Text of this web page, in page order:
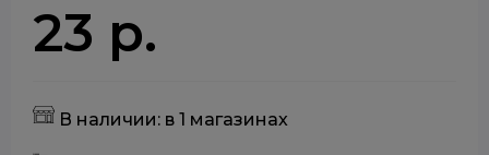
23 р.
В наличии: в 1 магазинах